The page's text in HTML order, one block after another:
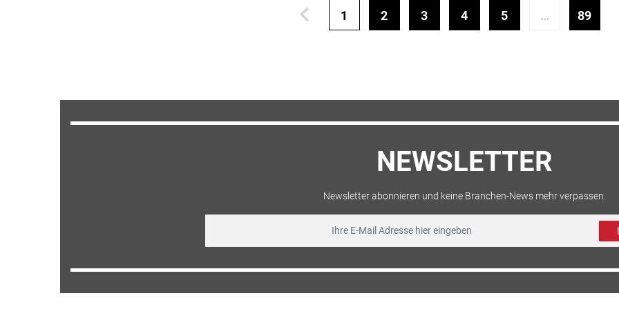
1 2 3 4 5 … 89
NEWSLETTER
Newsletter abonnieren und keine Branchen-News mehr verpassen.